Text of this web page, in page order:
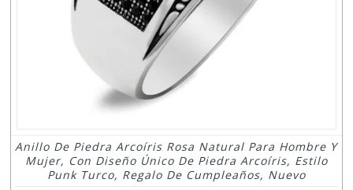
Anillo De Piedra Arcoíris Rosa Natural Para Hombre Y
Mujer, Con Diseño Único De Piedra Arcoíris, Estilo
Punk Turco, Regalo De Cumpleaños, Nuevo